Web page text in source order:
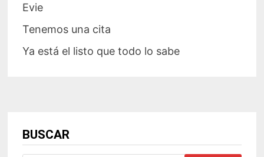
Evie
Tenemos una cita
Ya está el listo que todo lo sabe
BUSCAR